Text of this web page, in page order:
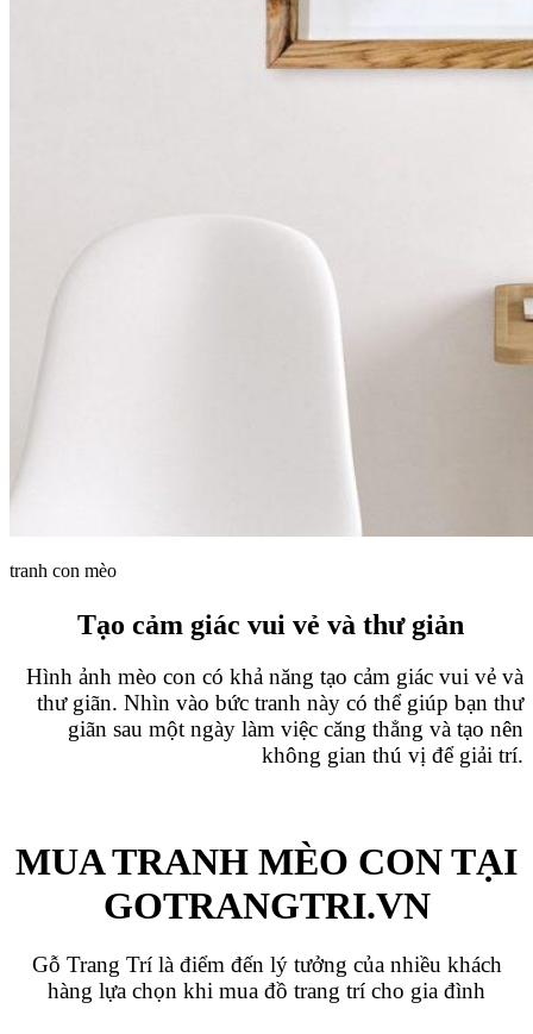
tranh con mèo
Tạo cảm giác vui vẻ và thư giản
Hình ảnh mèo con có khả năng tạo cảm giác vui vẻ và
thư giãn. Nhìn vào bức tranh này có thể giúp bạn thư
giãn sau một ngày làm việc căng thẳng và tạo nên
không gian thú vị để giải trí.
MUA TRANH MÈO CON TẠI
GOTRANGTRI.VN
Gỗ Trang Trí là điểm đến lý tưởng của nhiều khách
hàng lựa chọn khi mua đồ trang trí cho gia đình